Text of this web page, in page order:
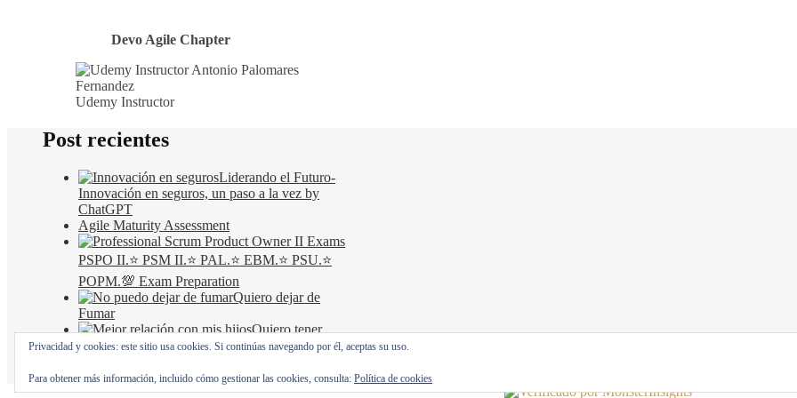
Devo Agile Chapter
Udemy Instructor
Post recientes
Liderando el Futuro-
Innovación en seguros, un paso a la vez by
ChatGPT
Agile Maturity Assessment
PSPO II.⭐ PSM II.⭐ PAL.⭐ EBM.⭐ PSU.⭐
POPM.💯 Exam Preparation
Quiero dejar de
Fumar
Quiero tener
mejor relación con mis hijos
Ashe Tema deWP Royal.
Privacidad y cookies: este sitio usa cookies. Si continúas navegando por él, aceptas su uso.
Para obtener más información, incluido cómo gestionar las cookies, consulta: Política de cookies